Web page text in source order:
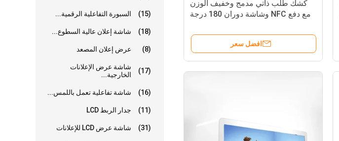
السبورة التفاعلية الرقمية... (15)
شاشة إعلان عالية السطوع... (18)
عرض إعلان المصعد (8)
شاشة عرض الإعلانات
الخارجية...
(17)
شاشة تفاعلية تعمل باللمس... (16)
جدار الربط LCD (11)
شاشة عرض LCD للإعلانات (31)
كشك طلب ذاتي مدمج وخفيف الوزن
مع دفع NFC وشاشة دوران 180 درجة
افضل سعر